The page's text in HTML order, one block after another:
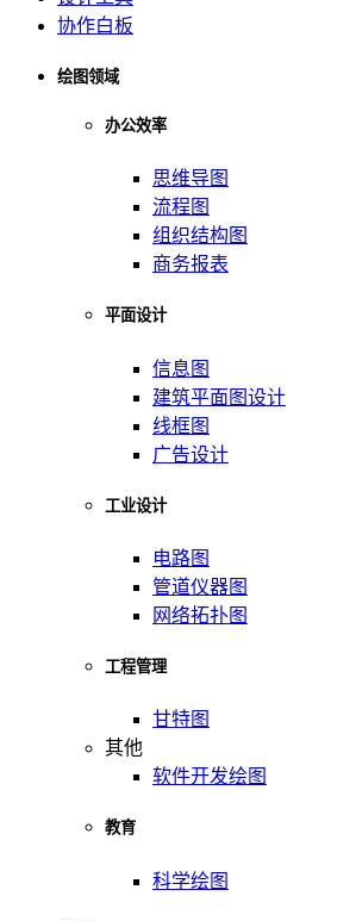
协作白板
绘图领域
办公效率
思维导图
流程图
组织结构图
商务报表
平面设计
信息图
建筑平面图设计
线框图
广告设计
工业设计
电路图
管道仪器图
网络拓扑图
工程管理
甘特图
其他
软件开发绘图
教育
科学绘图